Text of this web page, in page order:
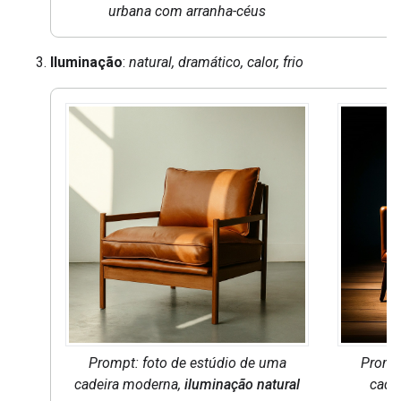
urbana com arranha-céus
Iluminação: natural, dramático, calor, frio
Prompt: foto de estúdio de uma
cadeira moderna, iluminação natural